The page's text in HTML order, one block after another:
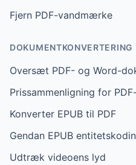
Fjern PDF-vandmærke
DOKUMENTKONVERTERING
Oversæt PDF- og Word-
Prissammenligning for
Konverter EPUB til PDF
Gendan EPUB
Udtræk videoens lyd